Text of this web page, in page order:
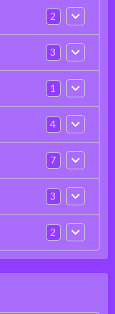
2
3
1
4
7
3
2